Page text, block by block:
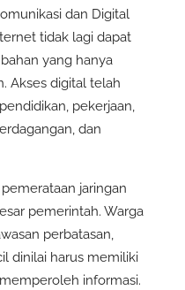
dan Digital
tidak lagi dapat
yang hanya
Akses digital telah
pekerjaan,
dan
jaringan
pemerintah. Warga
perbatasan,
dinilai harus memiliki
informasi.